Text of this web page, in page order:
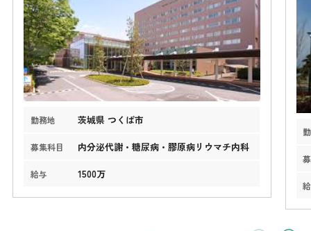
勤務地 茨城県 つくば市
募集科目 内分泌代謝・糖尿病・膠原病リウマチ内科
給与 1500万